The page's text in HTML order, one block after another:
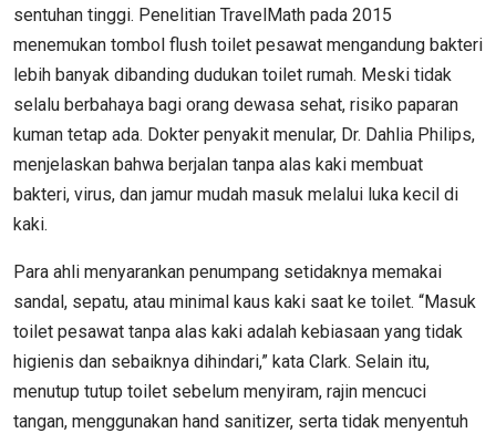
sentuhan tinggi. Penelitian TravelMath pada 2015
menemukan tombol flush toilet pesawat mengandung bakteri
lebih banyak dibanding dudukan toilet rumah. Meski tidak
selalu berbahaya bagi orang dewasa sehat, risiko paparan
kuman tetap ada. Dokter penyakit menular, Dr. Dahlia Philips,
menjelaskan bahwa berjalan tanpa alas kaki membuat
bakteri, virus, dan jamur mudah masuk melalui luka kecil di
kaki.
Para ahli menyarankan penumpang setidaknya memakai
sandal, sepatu, atau minimal kaus kaki saat ke toilet. “Masuk
toilet pesawat tanpa alas kaki adalah kebiasaan yang tidak
higienis dan sebaiknya dihindari,” kata Clark. Selain itu,
menutup tutup toilet sebelum menyiram, rajin mencuci
tangan, menggunakan hand sanitizer, serta tidak menyentuh